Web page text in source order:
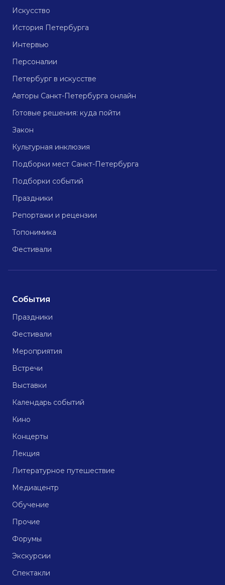
Искусство
История Петербурга
Интервью
Персоналии
Петербург в искусстве
Авторы Санкт-Петербурга онлайн
Готовые решения: куда пойти
Закон
Культурная инклюзия
Подборки мест Санкт-Петербурга
Подборки событий
Праздники
Репортажи и рецензии
Топонимика
Фестивали
События
Праздники
Фестивали
Мероприятия
Встречи
Выставки
Календарь событий
Кино
Концерты
Лекция
Литературное путешествие
Медиацентр
Обучение
Прочие
Форумы
Экскурсии
Спектакли